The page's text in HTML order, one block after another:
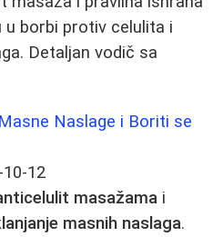
u borbi protiv celulita i
Detaljan vodič sa
Naslage i Boriti se
12
masažama i
masnih naslaga.